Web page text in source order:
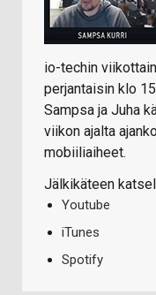
io-techin
perjantaisin klo
Sampsa ja Juha
viikon ajalta
mobiiliaiheet.
Jälkikäteen
Youtube
iTunes
Spotify